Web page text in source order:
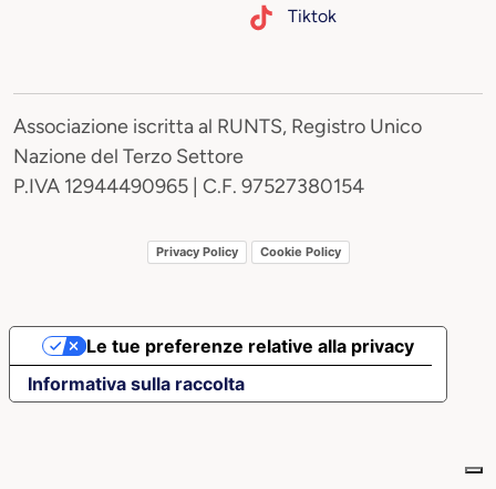
Tiktok
Associazione iscritta al RUNTS, Registro Unico
Nazione del Terzo Settore
P.IVA 12944490965 | C.F. 97527380154
Privacy Policy Cookie Policy
Informativa sulla raccolta
Le tue preferenze relative alla privacy